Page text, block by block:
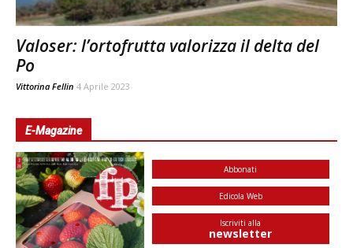
Valoser: l’ortofrutta valorizza il delta del
Po
Vittorina Fellin 4 Aprile 2023
E-Magazine
Abbonati
Edicola Web
Iscriviti alla
newsletter